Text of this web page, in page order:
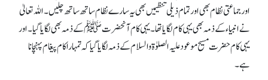
اور جماعتی نظام بھی اور تمام ذیلی تنظیمیں بھی یہ سارے نظام ساتھ ساتھ چلیں۔ اللہ تعالیٰ
نے انبیاء کے ذمہ بھی یہی کام لگایا تھا۔ یہی کام آنحضرتﷺ کے ذمہ بھی لگایا گیا۔ اور
یہی کام حضرت مسیح موعود علیہ الصلوٰۃ والسلام کے ذمہ لگایا گیاکہ تمہارا کام پیغام پہنچانا
ہے۔